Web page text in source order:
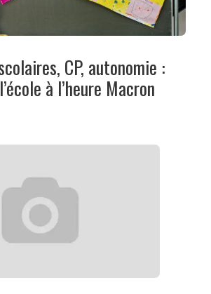
CP, autonomie :
à l’heure Macron